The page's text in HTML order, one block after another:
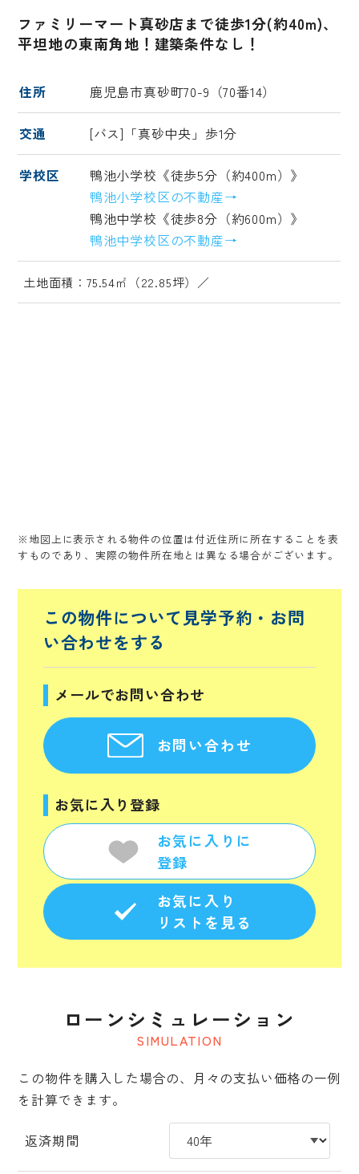
ファミリーマート真砂店まで徒歩1分(約40m)、
平坦地の東南角地！建築条件なし！
住所 鹿児島市真砂町70-9（70番14）
交通 [バス]「真砂中央」歩1分
学校区
鴨池小学校《徒歩5分（約400m）》
鴨池小学校区の不動産→
鴨池中学校《徒歩8分（約600m）》
鴨池中学校区の不動産→
土地面積：75.54㎡（22.85坪）／
※地図上に表示される物件の位置は付近住所に所在することを表
すものであり、実際の物件所在地とは異なる場合がございます。
この物件について見学予約・ お問
い合わせをする
メールでお問い合わせ
お問い合わせ
お気に入り登録
お気に入りに
登録
お気に入り
リストを見る
SIMULATION
ローンシミュレーション
この物件を購入した場合の、月々の支払い価格の一例
を計算できます。
返済期間